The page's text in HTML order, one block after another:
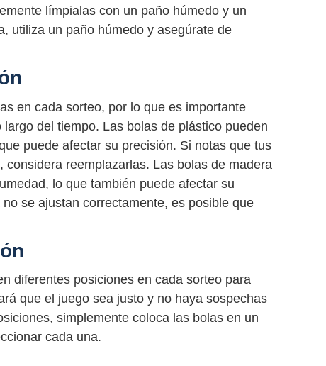
límpialas con un paño húmedo y un
utiliza un paño húmedo y asegúrate de
en cada sorteo, por lo que es importante
del tiempo. Las bolas de plástico pueden
puede afectar su precisión. Si notas que tus
reemplazarlas. Las bolas de madera
lo que también puede afectar su
se ajustan correctamente, es posible que
diferentes posiciones en cada sorteo para
que el juego sea justo y no haya sospechas
simplemente coloca las bolas en un
cada una.